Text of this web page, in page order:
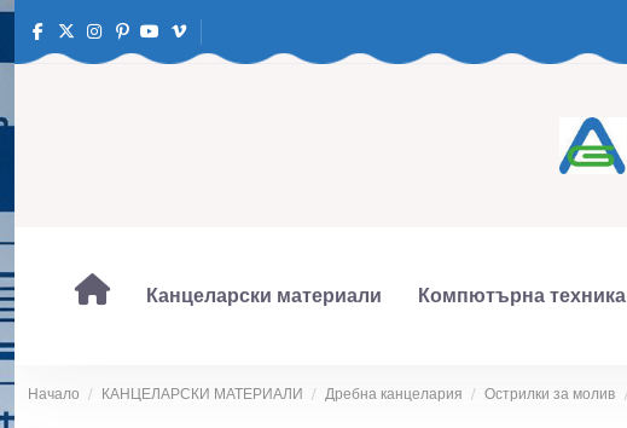
Канцеларски материали Компютърна техника
Начало КАНЦЕЛАРСКИ МАТЕРИАЛИ Дребна канцелария Острилки за молив